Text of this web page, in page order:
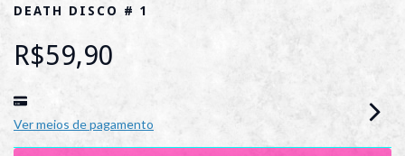
DEATH DISCO # 1
R$59,90
Ver meios de pagamento